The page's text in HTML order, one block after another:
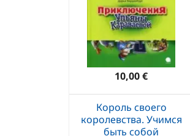
10,00 €
Король своего
королевства. Учимся
быть собой